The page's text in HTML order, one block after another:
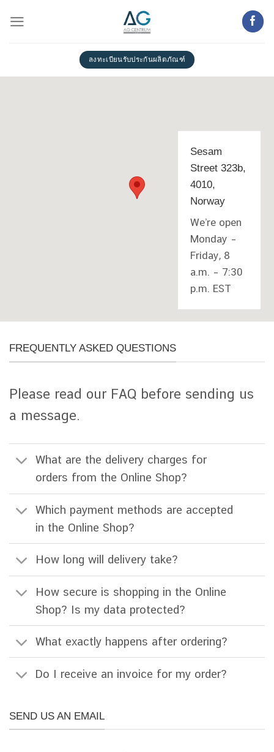
ลงทะเบียนรับประกันผลิตภัณฑ์
Sesam
Street 323b,
4010,
Norway
We’re open
Monday –
Friday, 8
a.m. – 7:30
p.m. EST
FREQUENTLY ASKED QUESTIONS
Please read our FAQ before sending us
a message.
What are the delivery charges for
orders from the Online Shop?
Which payment methods are accepted
in the Online Shop?
How long will delivery take?
How secure is shopping in the Online
Shop? Is my data protected?
What exactly happens after ordering?
Do I receive an invoice for my order?
SEND US AN EMAIL